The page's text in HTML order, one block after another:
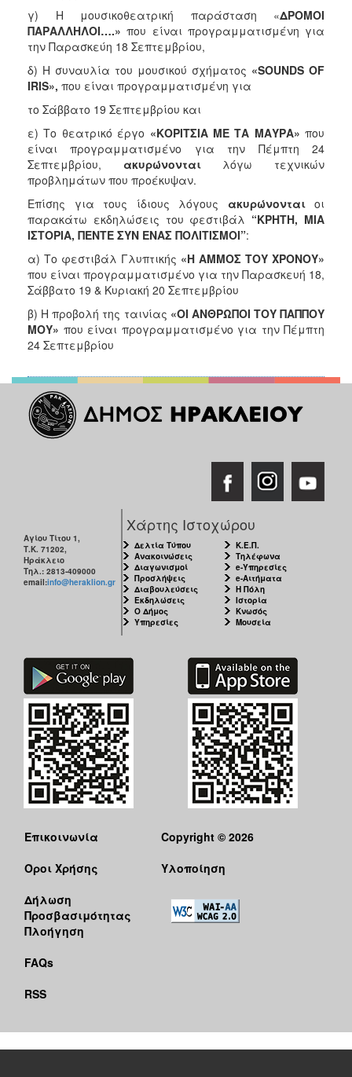
γ) Η μουσικοθεατρική παράσταση «ΔΡΟΜΟΙ
ΠΑΡΑΛΛΗΛΟΙ….» που είναι προγραμματισμένη για
την Παρασκεύη 18 Σεπτεμβρίου,
δ) Η συναυλία του μουσικού σχήματος «SOUNDS OF
IRIS», που είναι προγραμματισμένη για
το Σάββατο 19 Σεπτεμβρίου και
ε) Το θεατρικό έργο «ΚΟΡΙΤΣΙΑ ΜΕ ΤΑ ΜΑΥΡΑ» που
είναι προγραμματισμένο για την Πέμπτη 24
Σεπτεμβρίου, ακυρώνονται λόγω τεχνικών
προβλημάτων που προέκυψαν.
Επίσης για τους ίδιους λόγους ακυρώνονταιοι
παρακάτω εκδηλώσεις του φεστιβάλ “ΚΡΗΤΗ, ΜΙΑ
ΙΣΤΟΡΙΑ, ΠΕΝΤΕ ΣΥΝ ΕΝΑΣ ΠΟΛΙΤΙΣΜΟΙ”:
α) Το φεστιβάλ Γλυπτικής «Η ΑΜΜΟΣ ΤΟΥ ΧΡΟΝΟΥ»
που είναι προγραμματισμένο για την Παρασκευή 18,
Σάββατο 19 & Κυριακή 20 Σεπτεμβρίου
β) Η προβολή της ταινίας «ΟΙ ΑΝΘΡΩΠΟΙ ΤΟΥ ΠΑΠΠΟΥ
ΜΟΥ» που είναι προγραμματισμένο για την Πέμπτη
24 Σεπτεμβρίου
Αγίου Τίτου 1,
Τ.Κ. 71202,
Ηράκλειο
Τηλ.: 2813-409000
email:info@heraklion.gr
Χάρτης Ιστοχώρου
Δελτία Τύπου
Ανακοινώσεις
Διαγωνισμοί
Προσλήψεις
Διαβουλεύσεις
Εκδηλώσεις
Ο Δήμος
Υπηρεσίες
Κ.Ε.Π.
Τηλέφωνα
e-Υπηρεσίες
e-Αιτήματα
Η Πόλη
Ιστορία
Κνωσός
Μουσεία
Επικοινωνία
Όροι Χρήσης
Δήλωση
Προσβασιμότητας
Πλοήγηση
FAQs
RSS
Copyright © 2026
Υλοποίηση